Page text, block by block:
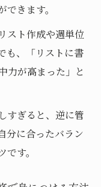
きます。
スト作成や週単位
も、「リストに書
力が高まった」と
すぎると、逆に管
分に合ったバラン
す。